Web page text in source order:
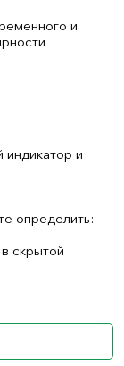
и
и
определить:
скрытой